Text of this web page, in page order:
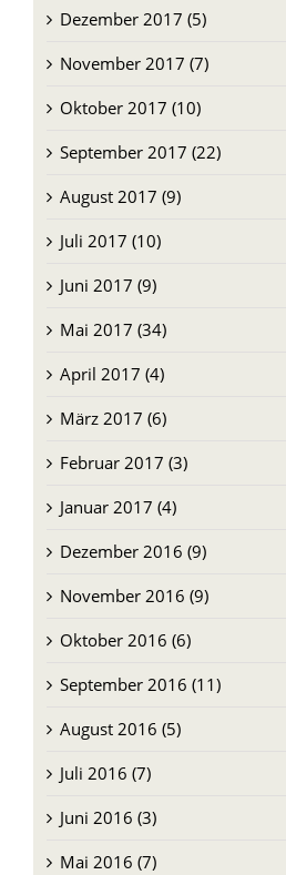
Dezember 2017 (5)
November 2017 (7)
Oktober 2017 (10)
September 2017 (22)
August 2017 (9)
Juli 2017 (10)
Juni 2017 (9)
Mai 2017 (34)
April 2017 (4)
März 2017 (6)
Februar 2017 (3)
Januar 2017 (4)
Dezember 2016 (9)
November 2016 (9)
Oktober 2016 (6)
September 2016 (11)
August 2016 (5)
Juli 2016 (7)
Juni 2016 (3)
Mai 2016 (7)